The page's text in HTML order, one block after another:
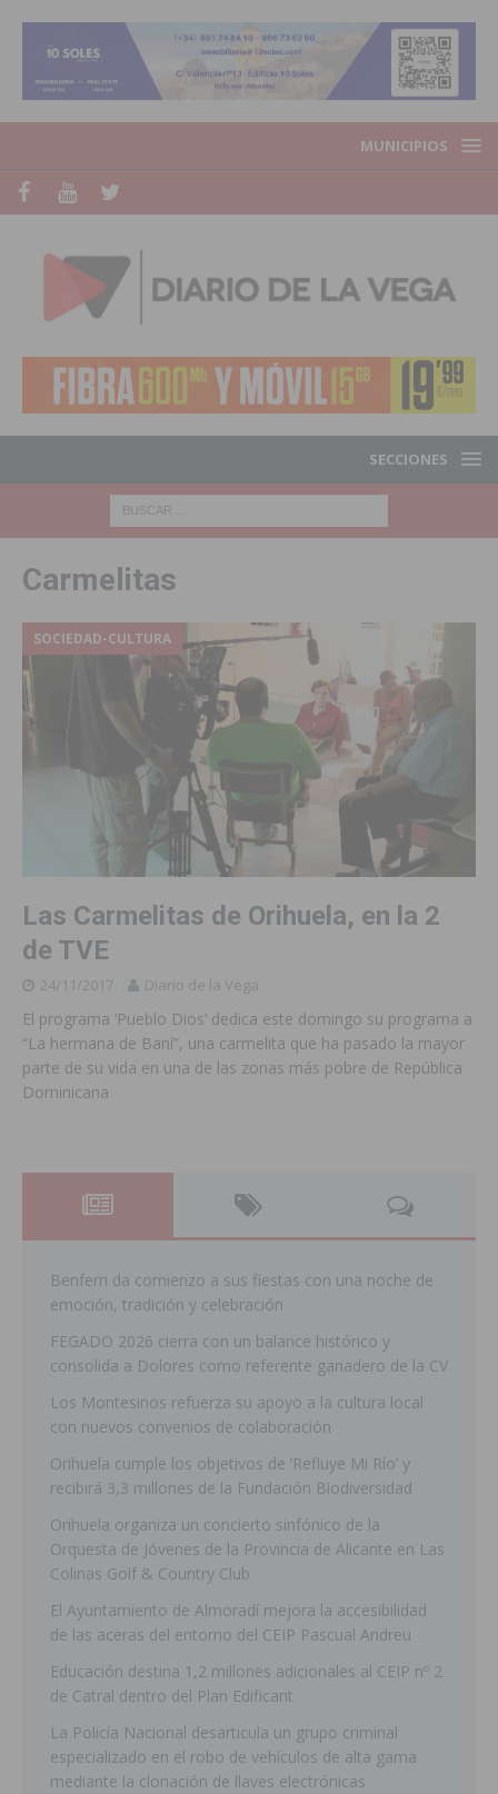
MUNICIPIOS
SECCIONES
Carmelitas
SOCIEDAD-CULTURA
Las Carmelitas de Orihuela, en la 2
de TVE
24/11/2017 Diario de la Vega
El programa ‘Pueblo Dios’ dedica este domingo su programa a
“La hermana de Baní”, una carmelita que ha pasado la mayor
parte de su vida en una de las zonas más pobre de República
Dominicana
Benferri da comienzo a sus fiestas con una noche de
emoción, tradición y celebración
FEGADO 2026 cierra con un balance histórico y
consolida a Dolores como referente ganadero de la CV
Los Montesinos refuerza su apoyo a la cultura local
con nuevos convenios de colaboración
Orihuela cumple los objetivos de ‘Refluye Mi Río’ y
recibirá 3,3 millones de la Fundación Biodiversidad
Orihuela organiza un concierto sinfónico de la
Orquesta de Jóvenes de la Provincia de Alicante en Las
Colinas Golf & Country Club
El Ayuntamiento de Almoradí mejora la accesibilidad
de las aceras del entorno del CEIP Pascual Andreu
Educación destina 1,2 millones adicionales al CEIP nº 2
de Catral dentro del Plan Edificant
La Policía Nacional desarticula un grupo criminal
especializado en el robo de vehículos de alta gama
mediante la clonación de llaves electrónicas